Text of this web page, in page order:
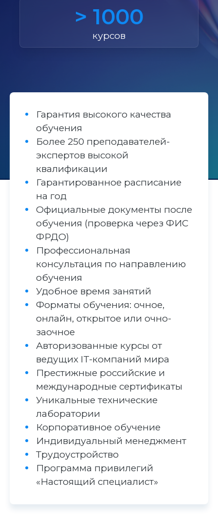
> 1000
курсов
Гарантия высокого качества
обучения
Более 250 преподавателей-
экспертов высокой
квалификации
Гарантированное расписание
на год
Официальные документы после
обучения (проверка через ФИС
ФРДО)
Профессиональная
консультация по направлению
обучения
Удобное время занятий
Форматы обучения: очное,
онлайн, открытое или очно-
заочное
Авторизованные курсы от
ведущих IT-компаний мира
Престижные российские и
международные сертификаты
Уникальные технические
лаборатории
Корпоративное обучение
Индивидуальный менеджмент
Трудоустройство
Программа привилегий
«Настоящий специалист»